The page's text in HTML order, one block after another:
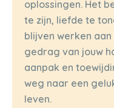
oplossingen. Het
te zijn, liefde te
blijven werken
gedrag van jouw
aanpak en
weg naar een
leven.